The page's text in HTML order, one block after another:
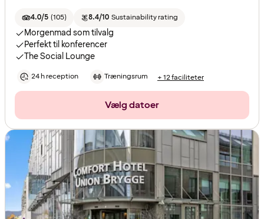
4.0/5 (105) 8.4/10 Sustainability rating
Morgenmad som tilvalg
Perfekt til konferencer
The Social Lounge
24 h reception Træningsrum + 12 faciliteter
Vælg datoer